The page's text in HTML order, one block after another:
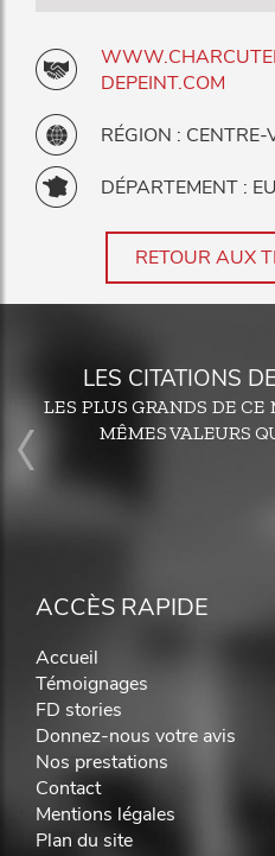
DEPEINT.COM
RÉGION : CENTRE-
DÉPARTEMENT :
RETOUR AUX
LES CITATIONS
LES PLUS GRANDS DE
MÊMES VALEURS
ACCÈS RAPIDE
Accueil
Témoignages
FD stories
Donnez-nous votre avis
Nos prestations
Contact
Mentions légales
Plan du site